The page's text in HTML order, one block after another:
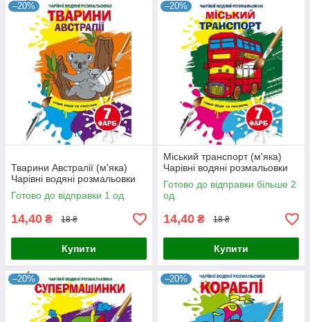
–20%
Тварини Австралії (м'яка)
Чарівні водяні розмальовки
Готово до відправки 1 од.
14,40 ₴ 18 ₴
Купити
–20%
Міський транспорт (м'яка)
Чарівні водяні розмальовки
Готово до відправки більше 2
од.
14,40 ₴ 18 ₴
Купити
–20% –20%